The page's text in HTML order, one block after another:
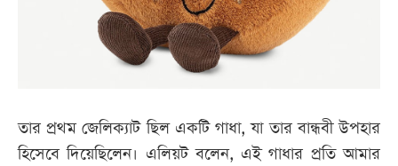
তার প্রথম জেলিক্যাট ছিল একটি গাধা, যা তার বান্ধবী উপহার
হিসেবে দিয়েছিলেন। এলিয়ট বলেন, এই গাধার প্রতি আমার